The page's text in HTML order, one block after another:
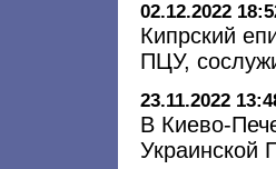
02.12.2022
Кипрский
ПЦУ,
23.11.2022
В Киево-
Украинской